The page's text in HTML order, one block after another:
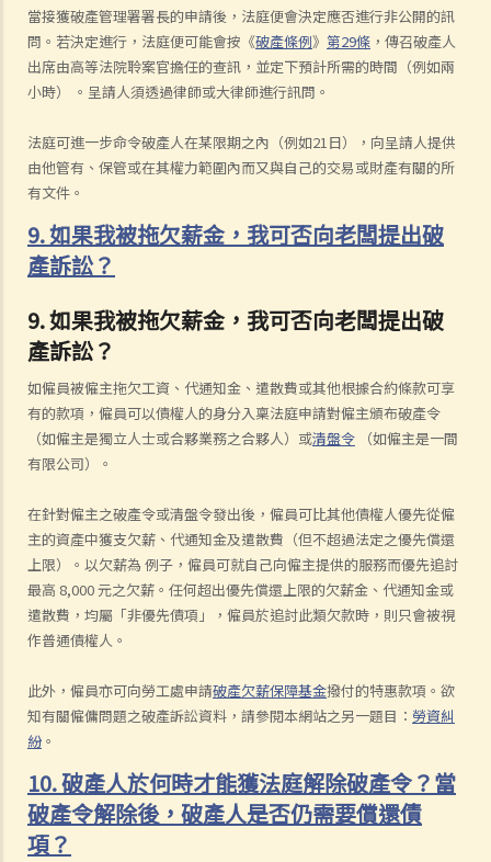
當接獲破產管理署署長的申請後，法庭便會決定應否進行非公開的訊
問。若決定進行，法庭便可能會按《破產條例》 第29條 ，傳召破產人
出席由高等法院聆案官擔任的查訊，並定下預計所需的時間（例如兩
小時） 。呈請人須透過律師或大律師進行訊問。
法庭可進一步命令破產人在某限期之內（例如21日），向呈請人提供
由他管有、保管或在其權力範圍內而又與自己的交易或財產有關的所
有文件。
9. 如果我被拖欠薪金，我可否向老闆提出破
產訴訟？
9. 如果我被拖欠薪金，我可否向老闆提出破
產訴訟？
如僱員被僱主拖欠工資、代通知金、遣散費或其他根據合約條款可享
有的款項，僱員可以債權人的身分入稟法庭申請對僱主頒布破產令
（如僱主是獨立人士或合夥業務之合夥人）或清盤令 （如僱主是一間
有限公司）。
在針對僱主之破產令或清盤令發出後，僱員可比其他債權人優先從僱
主的資產中獲支欠薪、代通知金及遣散費（但不超過法定之優先償還
上限）。以欠薪為 例子，僱員可就自己向僱主提供的服務而優先追討
最高 8,000 元之欠薪。任何超出優先償還上限的欠薪金、代通知金或
遣散費，均屬「非優先債項」，僱員於追討此類欠款時，則只會被視
作普通債權人。
此外，僱員亦可向勞工處申請破產欠薪保障基金撥付的特惠款項。欲
知有關僱傭問題之破產訴訟資料，請參閱本網站之另一題目： 勞資糾
紛 。
10. 破產人於何時才能獲法庭解除破產令？當
破產令解除後，破產人是否仍需要償還債
項？